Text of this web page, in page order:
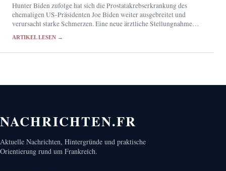
Hunter Biden zufolge hat sich die Prostatakrebserkrankung des
ehemaligen US-Präsidenten Joe Biden weiter ausgebreitet und
verursacht starke Schmerzen. Eine neue ärztliche Stellungnahme
ARTIKEL LESEN →
NACHRICHTEN.FR
Aktuelle Nachrichten, Hintergründe und praktische
Orientierung rund um Frankreich.